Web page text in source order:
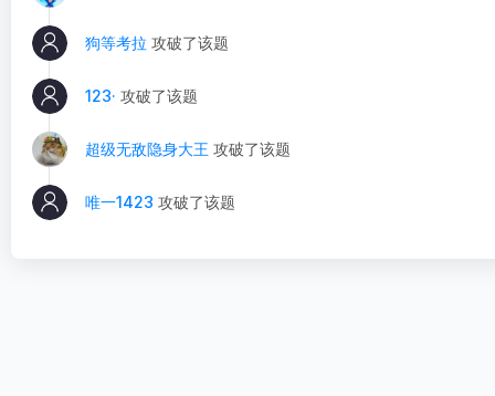
狗等考拉 攻破了该题
123· 攻破了该题
超级无敌隐身大王 攻破了该题
唯一1423 攻破了该题